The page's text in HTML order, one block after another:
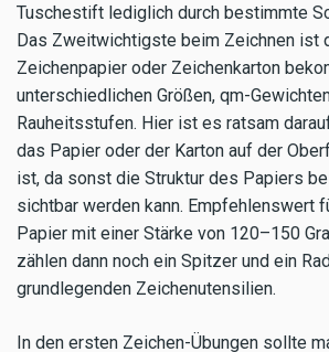
Tuschestift lediglich durch bestimmte
Das Zweitwichtigste beim Zeichnen ist
Zeichenpapier oder Zeichenkarton
unterschiedlichen Größen, qm-
Rauheitsstufen. Hier ist es ratsam
das Papier oder der Karton auf der
ist, da sonst die Struktur des Papiers
sichtbar werden kann. Empfehlenswert
Papier mit einer Stärke von 120–150
zählen dann noch ein Spitzer und ein
grundlegenden Zeichenutensilien.
In den ersten Zeichen-Übungen sollte